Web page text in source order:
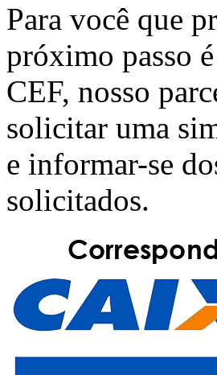
Para você que
próximo passo
CEF, nosso
solicitar uma
e informar-se
solicitados.